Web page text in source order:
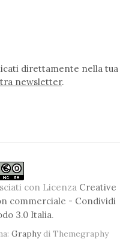
direttamente nella tua
newsletter.
con Licenza Creative
commerciale - Condividi
3.0 Italia.
Graphydi Themegraphy